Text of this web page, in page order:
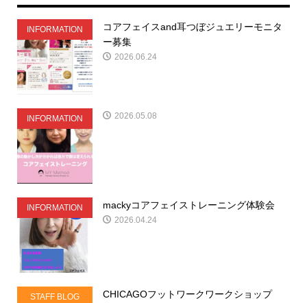
INFORMATION
コアフェイスand耳つぼジュエリーモニタ
ー募集
2026.06.24
INFORMATION 2026.05.08
INFORMATION mackyコアフェイストレーニング体験会
2026.04.24
STAFF BLOG CHICAGOフットワークワークショップ